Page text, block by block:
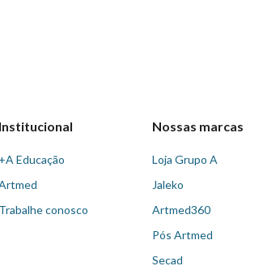
Institucional
+A Educação
Trabalhe conosco
Nossas marcas
Loja Grupo A
Jaleko
Artmed360
Pós Artmed
Secad